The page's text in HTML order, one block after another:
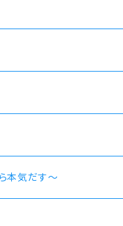
時計 本数限定商品
ル 腕時計 本数限定商品
ル
本気だす〜
ット】腕時計 本数限定商品